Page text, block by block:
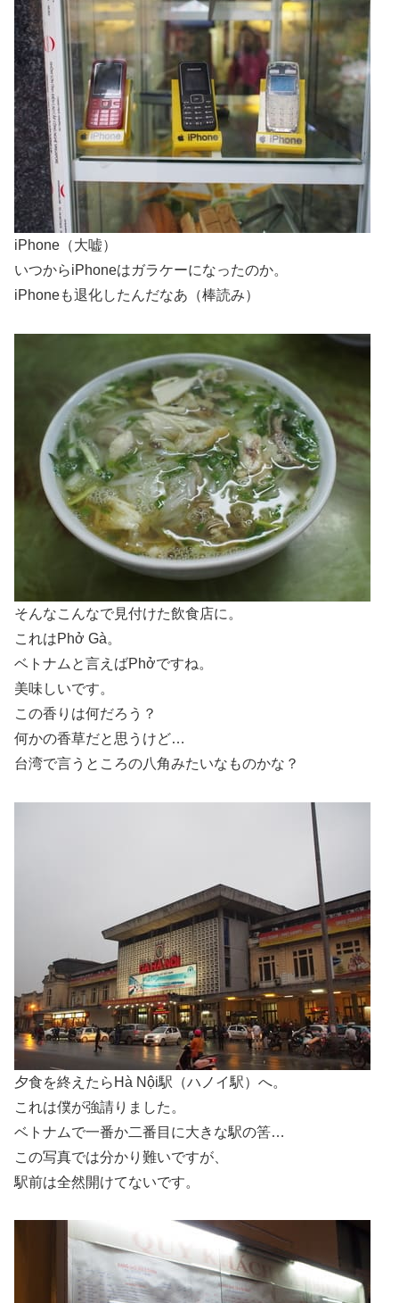
iPhone（大嘘）
いつからiPhoneはガラケーになったのか。
iPhoneも退化したんだなあ（棒読み）
そんなこんなで見付けた飲食店に。
これはPhở Gà。
ベトナムと言えばPhởですね。
美味しいです。
この香りは何だろう？
何かの香草だと思うけど…
台湾で言うところの八角みたいなものかな？
夕食を終えたらHà Nội駅（ハノイ駅）へ。
これは僕が強請りました。
ベトナムで一番か二番目に大きな駅の筈…
この写真では分かり難いですが、
駅前は全然開けてないです。